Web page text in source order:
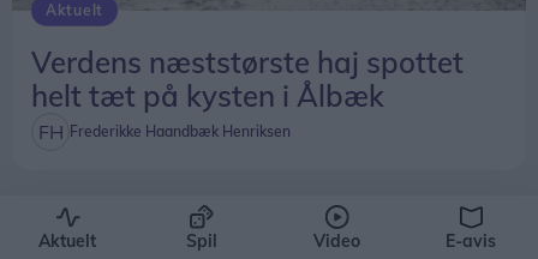
Aktuelt
Verdens næststørste haj spottet
helt tæt på kysten i Ålbæk
Frederikke Haandbæk Henriksen
Aktuelt Spil Video E-avis